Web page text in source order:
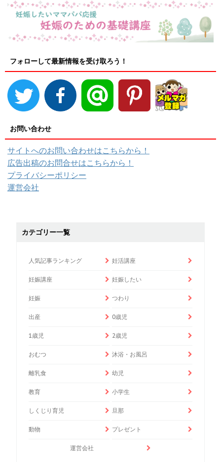
フォローして最新情報を受け取ろう！
お問い合わせ
サイトへのお問い合わせはこちらから！
広告出稿のお問合せはこちらから！
プライバシーポリシー
運営会社
カテゴリー一覧
人気記事ランキング 妊活講座
妊娠講座 妊娠したい
妊娠 つわり
出産 0歳児
1歳児 2歳児
おむつ 沐浴・お風呂
離乳食 幼児
教育 小学生
しくじり育児 旦那
動物 プレゼント
運営会社